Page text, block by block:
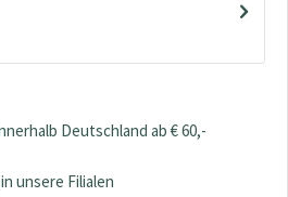
Deutschland ab € 60,-
unsere Filialen